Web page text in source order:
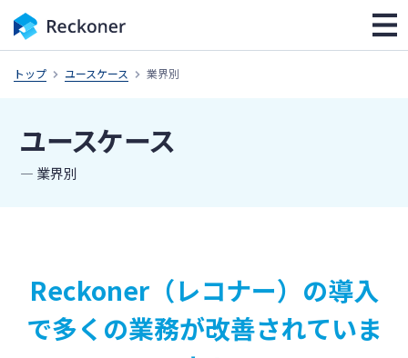
トップ ユースケース 業界別
ユースケース
― 業界別
Reckoner（レコナー）の導入
で多くの業務が改善されていま